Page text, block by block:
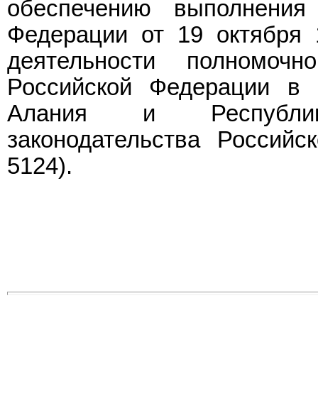
обеспечению
Федерации от 19
деятельности
Российской Федерации
Алания и
законодательства
5124).